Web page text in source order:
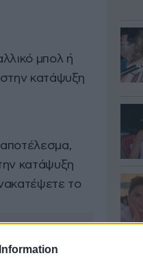
μπολ ή
κατάψυξη
κατάψυξη
το